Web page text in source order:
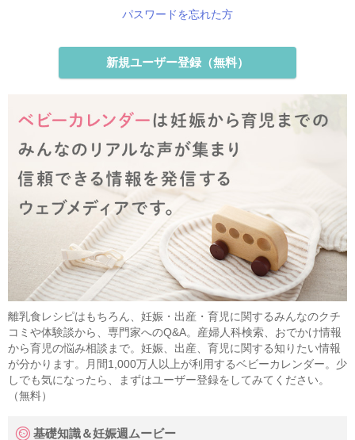
パスワードを忘れた方
新規ユーザー登録（無料）
離乳食レシピはもちろん、妊娠・出産・育児に関するみんなのクチ
コミや体験談から、専門家へのQ&A。産婦人科検索、おでかけ情報
から育児の悩み相談まで。妊娠、出産、育児に関する知りたい情報
が分かります。月間1,000万人以上が利用するベビーカレンダー。少
しでも気になったら、まずはユーザー登録をしてみてください。
（無料）
基礎知識＆妊娠週ムービー